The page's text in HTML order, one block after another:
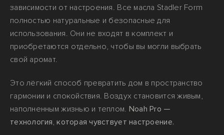
зависимости от настроения. Все масла Stadler Form
полностью натуральные и безопасные для
использования. Они не входят в комплект и
приобретаются отдельно, чтобы вы могли выбрать
свой аромат.
Это лёгкий способ превратить дом в пространство
гармонии и спокойствия. Воздух становится живым,
наполненным жизнью и теплом. Noah Pro —
технология, которая чувствует настроение.